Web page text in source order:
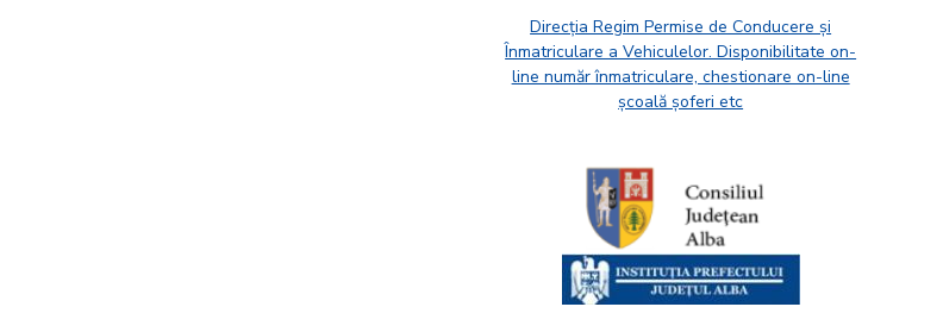
Direcția Regim Permise de Conducere și
Înmatriculare a Vehiculelor. Disponibilitate on-
line număr înmatriculare, chestionare on-line
școală șoferi etc